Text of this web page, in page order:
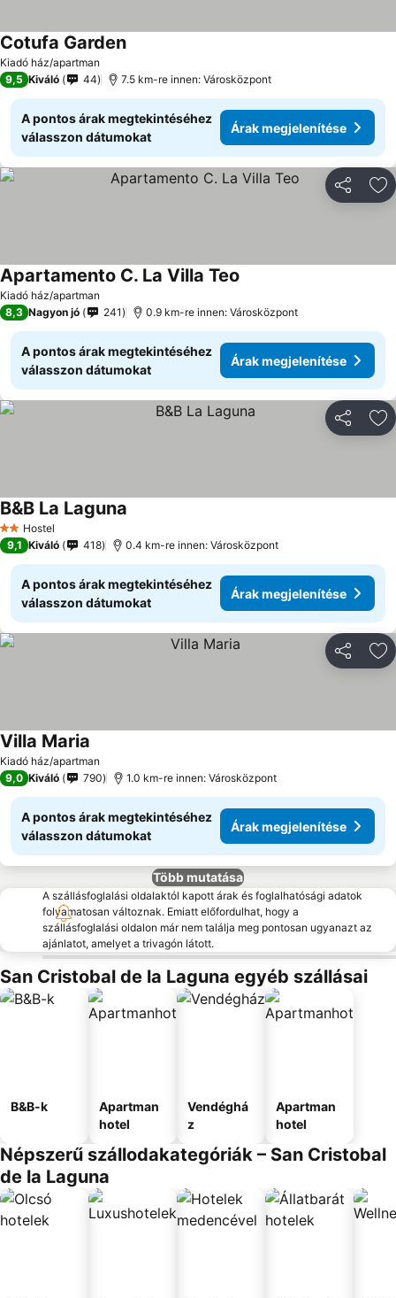
Kiadó ház/apartman
Cotufa Garden
9,5 Kiváló 44 7.5 km-re innen: Városközpont
A pontos árak megtekintéséhez
válasszon dátumokat
Árak megjelenítése
Kiadó ház/apartman
Apartamento C. La Villa Teo
8,3 Nagyon jó 241 0.9 km-re innen: Városközpont
A pontos árak megtekintéséhez
válasszon dátumokat
Árak megjelenítése
2 Kategória
Hostel
B&B La Laguna
9,1 Kiváló 418 0.4 km-re innen: Városközpont
A pontos árak megtekintéséhez
válasszon dátumokat
Árak megjelenítése
Kiadó ház/apartman
Villa Maria
9,0 Kiváló 790 1.0 km-re innen: Városközpont
A pontos árak megtekintéséhez
válasszon dátumokat
Árak megjelenítése
Több mutatása
A szállásfoglalási oldalaktól kapott árak és foglalhatósági adatok
folyamatosan változnak. Emiatt előfordulhat, hogy a
szállásfoglalási oldalon már nem találja meg pontosan ugyanazt az
ajánlatot, amelyet a trivagón látott.
San Cristobal de la Laguna egyéb szállásai
B&B-k
Apartman
hotel
Vendéghá
z
Apartman
hotel
Népszerű szállodakategóriák – San Cristobal
de la Laguna